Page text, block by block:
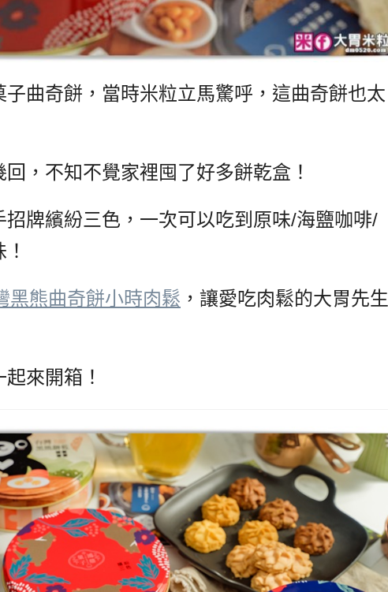
曲奇餅，當時米粒立馬驚呼，這曲奇餅也太
，不知不覺家裡囤了好多餅乾盒！
牌繽紛三色，一次可以吃到原味/海鹽咖啡/
黑熊曲奇餅小時肉鬆 ，讓愛吃肉鬆的大胃先生
來開箱！